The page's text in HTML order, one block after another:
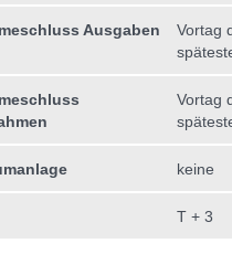
Ausgaben
Vortag
Vortag
keine
T + 3